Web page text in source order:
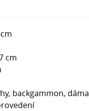
cm
backgammon, dáma